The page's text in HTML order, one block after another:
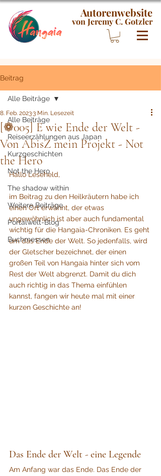
Autorenwebsite
von Jeremy C. Gotzler
Beitrag
Alle Beiträge
Reiseerzählungen aus Japan
Kurzgeschichten
Not the Hero
The shadow within
Weitere Beiträge
Portalwelt-Blog
Buchmessen
Alle Beiträge
[❁005] E wie Ende der Welt -
Von AbisZ mein Projekt - Not
the Hero
8. Feb. 20233 Min. Lesezeit
Hallo Leseheld,
im Beitrag zu den Heilkräutern habe ich
einen Ort erwähnt, der etwas
ungewöhnlich ist aber auch fundamental
wichtig für die Hangaia-Chroniken. Es geht
um das Ende der Welt. So jedenfalls, wird
der Gletscher bezeichnet, der einen
großen Teil von Hangaia hinter sich vom
Rest der Welt abgrenzt. Damit du dich
auch richtig in das Thema einfühlen
kannst, fangen wir heute mal mit einer
kurzen Geschichte an!
Das Ende der Welt - eine Legende
Am Anfang war das Ende. Das Ende der